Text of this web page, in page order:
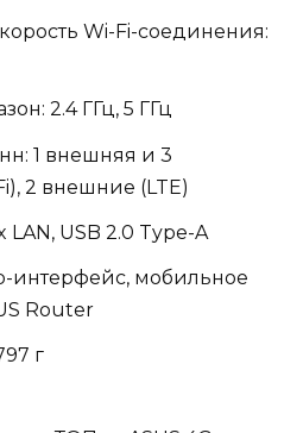
Wi-Fi-соединения:
2.4 ГГц, 5 ГГц
1 внешняя и 3
2 внешние (LTE)
LAN, USB 2.0 Type-A
интерфейс, мобильное
Router
г